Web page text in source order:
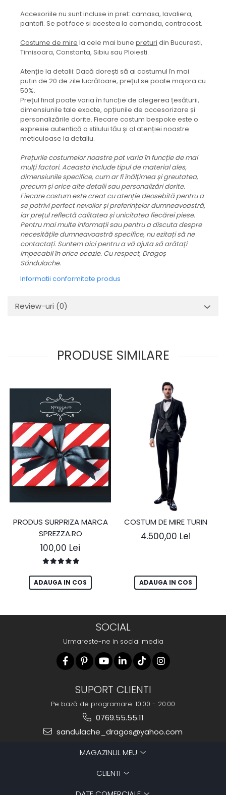
Accesoriile nu sunt incluse in pret: camasa, lavaliera,
pantofi. Se pot face si acestea la comanda, contracost.
Costume de mire la cele mai bune preturi din Bucuresti,
Timisoara, Constanta, Sibiu sau Ploiesti.
Atenție la detalii: Dacă dorești să ai costumul în mai
puțin de 20 de zile lucrătoare, prețul se poate majora cu
50%.
Prețul final poate varia în funcție de alegerea țesăturii,
dimensiunile tale exacte, opțiunile de accesorizare și
personalizările dorite. Fiecare costum bespoke este o
expresie autentică a stilului tău și al atenției noastre
meticuloase la detaliu.
Prețurile costumelor noastre pot varia în funcție de mai
mulți factori. Aceasta include tipul de material ales,
dimensiunile specifice, cum ar fi înălțimea și greutatea,
precum și orice alte detalii sau personalizări dorite.
Fiecare costum este creat cu atenție deosebită pentru a
se potrivi perfect nevoilor și preferințelor dumneavoastră,
iar prețul reflectă calitatea și unicitatea fiecărei piese.
Pentru mai multe informații sau pentru a discuta despre
necesitățile dumneavoastră specifice, nu ezitați să ne
contactați. Suntem aici pentru a vă ajuta să arătați
impecabil în orice ocazie. Cu respect, Dragoș
Săndulache.
Informatii conformitate produs
Review-uri (0)
PRODUSE SIMILARE
PRODUS SURPRIZA MARCA
SPREZZA.RO
100,00 Lei
ADAUGA IN COS
COSTUM DE MIRE TURIN
4.500,00 Lei
ADAUGA IN COS
SOCIAL
Urmareste-ne in social media
SUPORT CLIENTI
Pe bază de programare: 10:00 - 20:00
0769.55.55.11
sandulache_dragos@yahoo.com
MAGAZINUL MEU
CLIENTI